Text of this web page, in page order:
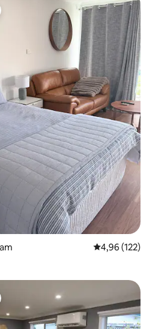
гостите
Средна
4,96 (122)
гостите